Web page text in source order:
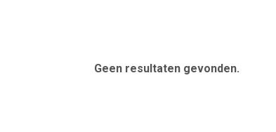
Geen resultaten gevonden.